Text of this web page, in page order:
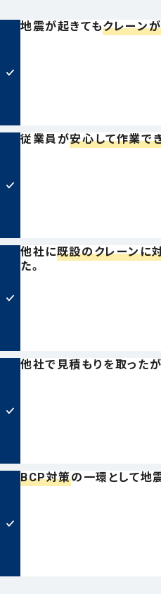
地震が起きてもクレーン
従業員が安心して作業で
他社に既設のクレーンに
た。
他社で見積もりを取ったが
BCP対策の一環として地